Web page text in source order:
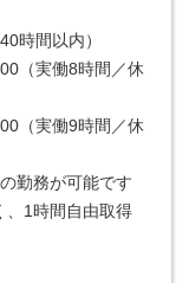
時間以内）
（実働8時間／休
（実働9時間／休
勤務が可能です
1時間自由取得